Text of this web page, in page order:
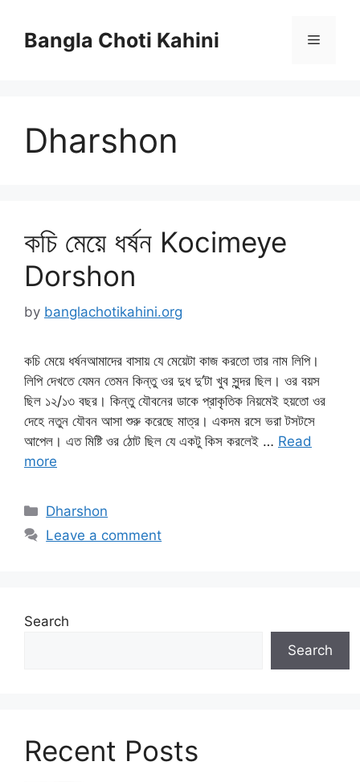
contentBangla Choti Kahini Menu
Dharshon
কচি মেয়ে ধর্ষন Kocimeye
Dorshon
by banglachotikahini.org
কচি মেয়ে ধর্ষনআমাদের বাসায় যে মেয়েটা কাজ করতো তার নাম লিপি।
লিপি দেখতে যেমন তেমন কিন্তু ওর দুধ দু’টা খুব সুন্দর ছিল। ওর বয়স
ছিল ১২/১৩ বছর। কিন্তু যৌবনের ডাকে প্রাকৃতিক নিয়মেই হয়তো ওর
দেহে নতুন যৌবন আসা শুরু করেছে মাত্র। একদম রসে ভরা টসটসে
আপেল। এত মিষ্টি ওর ঠোট ছিল যে একটু কিস করলেই … Read
more
Categories
Dharshon
Leave a comment
Search
Search
Recent Posts